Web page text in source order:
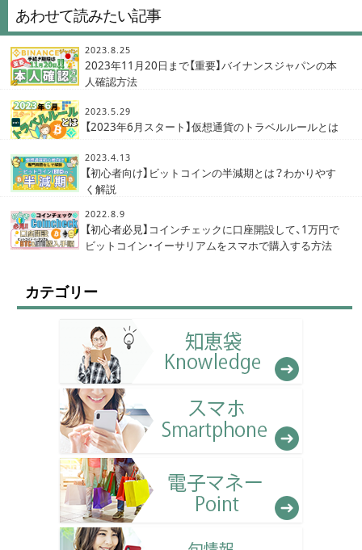
あわせて読みたい記事
2023.8.25
2023年11月20日まで【重要】バイナンスジャパンの本
人確認方法
2023.5.29
【2023年6月スタート】仮想通貨のトラベルルールとは
2023.4.13
【初心者向け】ビットコインの半減期とは？わかりやす
く解説
2022.8.9
【初心者必見】コインチェックに口座開設して、1万円で
ビットコイン・イーサリアムをスマホで購入する方法
カテゴリー